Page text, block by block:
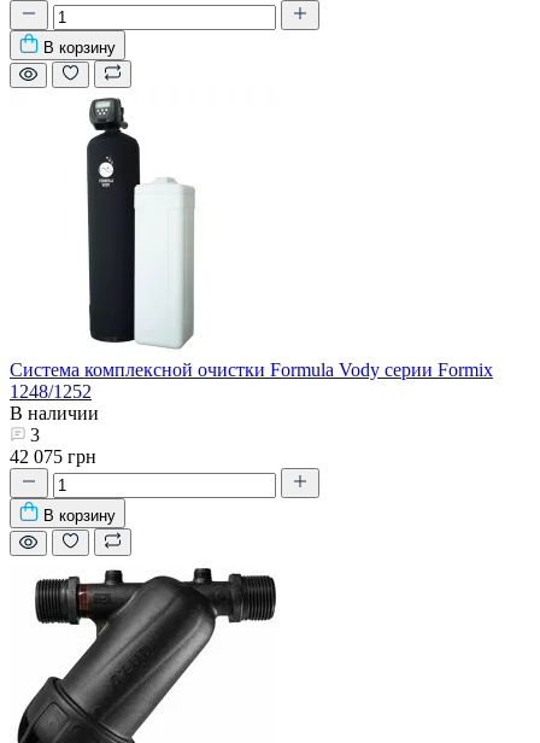
В корзину
Система комплексной очистки Formula Vody серии Formix
1248/1252
В наличии
3
42 075 грн
В корзину